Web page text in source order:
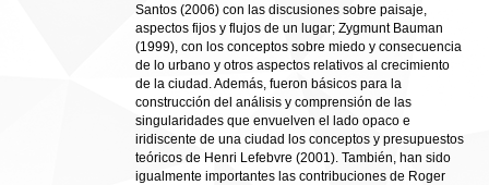
Santos (2006) con las discusiones sobre paisaje,
aspectos fijos y flujos de un lugar; Zygmunt Bauman
(1999), con los conceptos sobre miedo y consecuencia
de lo urbano y otros aspectos relativos al crecimiento
de la ciudad. Además, fueron básicos para la
construcción del análisis y comprensión de las
singularidades que envuelven el lado opaco e
iridiscente de una ciudad los conceptos y presupuestos
teóricos de Henri Lefebvre (2001). También, han sido
igualmente importantes las contribuciones de Roger